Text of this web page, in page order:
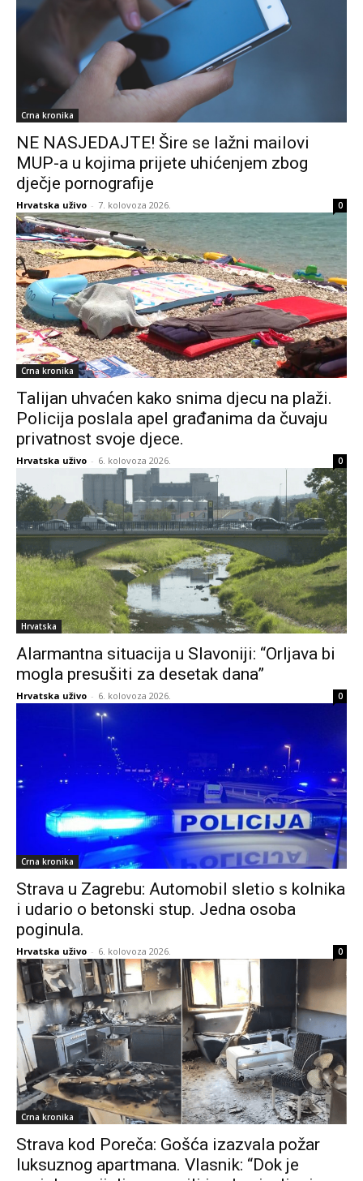
Crna kronika
NE NASJEDAJTE! Šire se lažni mailovi
MUP-a u kojima prijete uhićenjem zbog
dječje pornografije
Hrvatska uživo - 7. kolovoza 2026. 0
Crna kronika
Talijan uhvaćen kako snima djecu na plaži.
Policija poslala apel građanima da čuvaju
privatnost svoje djece.
Hrvatska uživo - 6. kolovoza 2026. 0
Hrvatska
Alarmantna situacija u Slavoniji: “Orljava bi
mogla presušiti za desetak dana”
Hrvatska uživo - 6. kolovoza 2026. 0
Crna kronika
Strava u Zagrebu: Automobil sletio s kolnika
i udario o betonski stup. Jedna osoba
poginula.
Hrvatska uživo - 6. kolovoza 2026. 0
Crna kronika
Strava kod Poreča: Gošća izazvala požar
luksuznog apartmana. Vlasnik: “Dok je